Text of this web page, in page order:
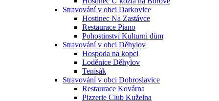
Stravování v obci Darkovice
Hostinec Na Zastávce
Restaurace Piano
Pohostinství Kulturní dům
Stravování v obci Děhylov
Hospoda na kopci
Loděnice Děhylov
Tenisák
Stravování v obci Dobroslavice
Restaurace Kovárna
Pizzerie Club Kuželna